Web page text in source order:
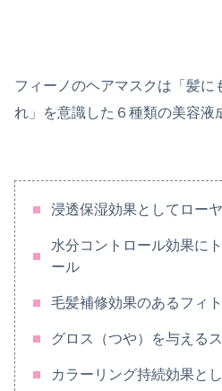
フィーノのヘアマスクは「髪に
れ」を意識した６種類の美容液
浸透保湿効果としてロー
水分コントロール効果に
ール
毛髪補修効果のあるフィ
グロス（つや）を与える
カラーリング持続効果と